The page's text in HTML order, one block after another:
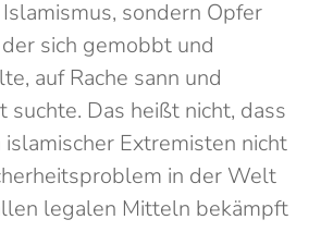
sondern Opfer
sich gemobbt und
auf Rache sann und
suchte. Das heißt nicht, dass
islamischer Extremisten nicht
in der Welt
legalen Mitteln bekämpft